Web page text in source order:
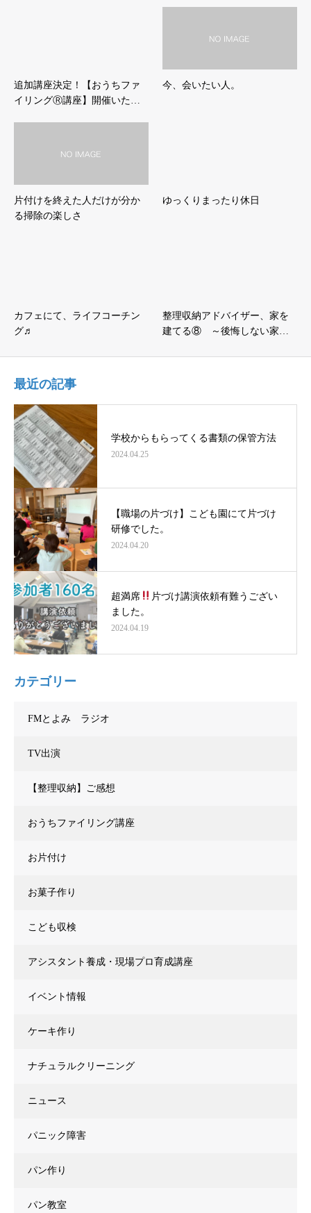
追加講座決定！【おうちファ
イリングⓇ講座】開催いた…
今、会いたい人。
片付けを終えた人だけが分か
る掃除の楽しさ
ゆっくりまったり休日
カフェにて、ライフコーチン
グ♬
整理収納アドバイザー、家を
建てる⑧ ～後悔しない家…
最近の記事
学校からもらってくる書類の保管方法
2024.04.25
【職場の片づけ】こども園にて片づけ
研修でした。
2024.04.20
超満席
片づけ講演依頼有難うござい
ました。
2024.04.19
カテゴリー
FMとよみ ラジオ
TV出演
【整理収納】ご感想
おうちファイリング講座
お片付け
お菓子作り
こども収検
アシスタント養成・現場プロ育成講座
イベント情報
ケーキ作り
ナチュラルクリーニング
ニュース
パニック障害
パン作り
パン教室